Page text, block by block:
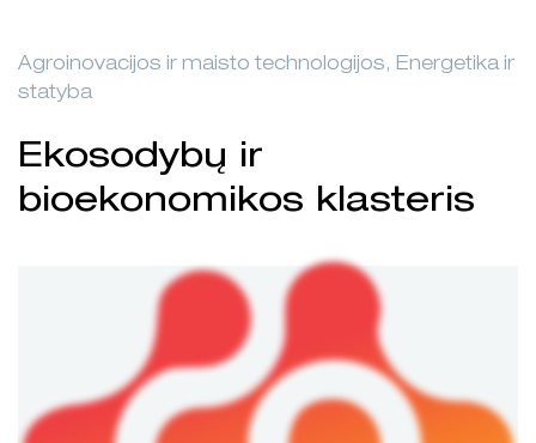
Agroinovacijos ir maisto technologijos, Energetika ir
statyba
Ekosodybų ir
bioekonomikos klasteris